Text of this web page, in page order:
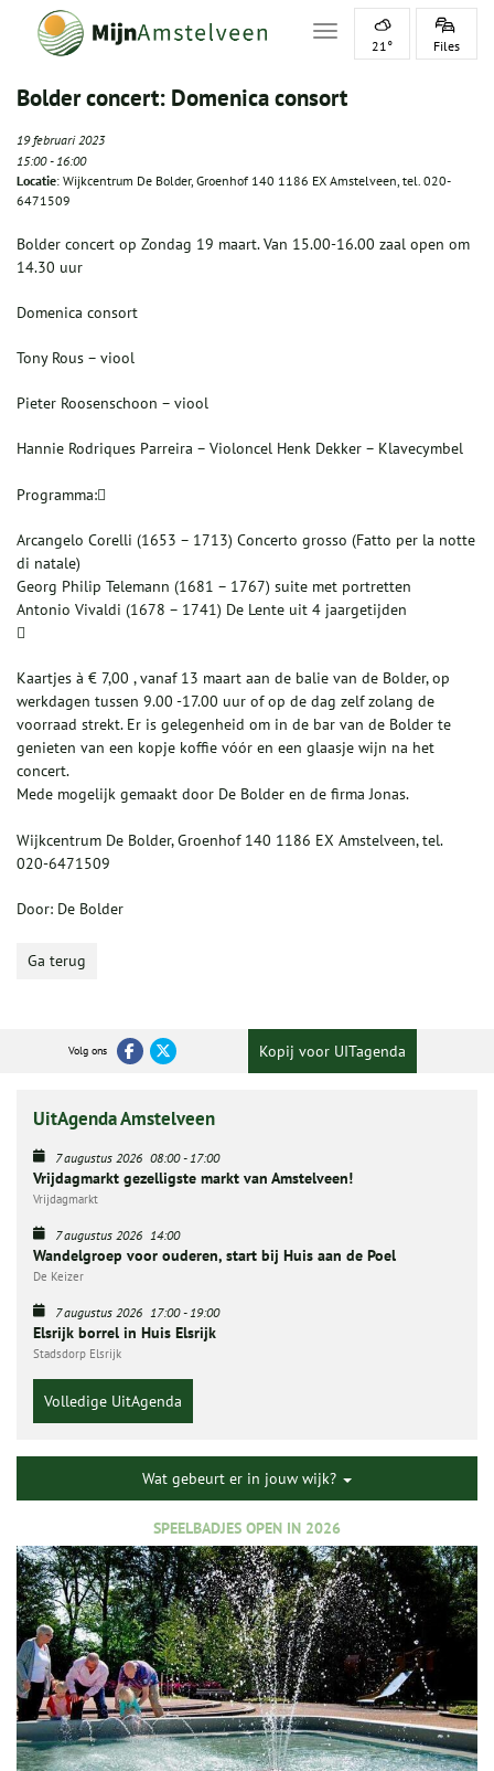
Toggle navigation
21° Files
Bolder concert: Domenica consort
19 februari 2023
15:00-16:00
Locatie: Wijkcentrum De Bolder, Groenhof 140 1186 EX Amstelveen, tel. 020-
6471509
Bolder concert op Zondag 19 maart. Van 15.00-16.00 zaal open om
14.30 uur
Domenica consort
Tony Rous – viool
Pieter Roosenschoon – viool
Hannie Rodriques Parreira – Violoncel Henk Dekker – Klavecymbel
Programma:
Arcangelo Corelli (1653 – 1713) Concerto grosso (Fatto per la notte
di natale)
Georg Philip Telemann (1681 – 1767) suite met portretten
Antonio Vivaldi (1678 – 1741) De Lente uit 4 jaargetijden

Kaartjes à € 7,00 , vanaf 13 maart aan de balie van de Bolder, op
werkdagen tussen 9.00 -17.00 uur of op de dag zelf zolang de
voorraad strekt. Er is gelegenheid om in de bar van de Bolder te
genieten van een kopje koffie vóór en een glaasje wijn na het
concert.
Mede mogelijk gemaakt door De Bolder en de firma Jonas.
Wijkcentrum De Bolder, Groenhof 140 1186 EX Amstelveen, tel.
020-6471509
Door: De Bolder
Ga terug
Volg ons Kopij voor UITagenda
UitAgenda Amstelveen
7 augustus 2026 08:00-17:00
Vrijdagmarkt gezelligste markt van Amstelveen!
Vrijdagmarkt
7 augustus 2026 14:00
Wandelgroep voor ouderen, start bij Huis aan de Poel
De Keizer
7 augustus 2026 17:00-19:00
Elsrijk borrel in Huis Elsrijk
Stadsdorp Elsrijk
Volledige UitAgenda
Wat gebeurt er in jouw wijk?
SPEELBADJES OPEN IN 2026